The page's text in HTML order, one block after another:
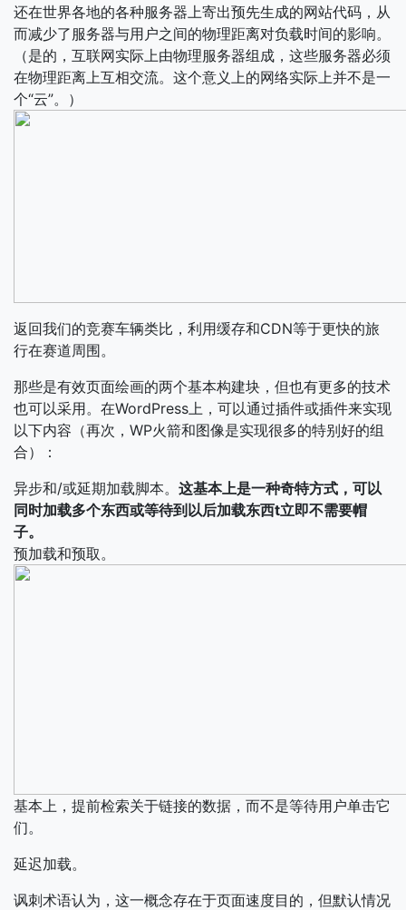
还在世界各地的各种服务器上寄出预先生成的网站代码，从
而减少了服务器与用户之间的物理距离对负载时间的影响。
（是的，互联网实际上由物理服务器组成，这些服务器必须
在物理距离上互相交流。这个意义上的网络实际上并不是一
个“云”。）
返回我们的竞赛车辆类比，利用缓存和CDN等于更快的旅
行在赛道周围。
那些是有效页面绘画的两个基本构建块，但也有更多的技术
也可以采用。在WordPress上，可以通过插件或插件来实现
以下内容（再次，WP火箭和图像是实现很多的特别好的组
合）：
异步和/或延期加载脚本。 这基本上是一种奇特方式，可以
同时加载多个东西或等待到以后加载东西t立即不需要帽
子。
预加载和预取。
基本上，提前检索关于链接的数据，而不是等待用户单击它
们。
延迟加载。
讽刺术语认为，这一概念存在于页面速度目的，但默认情况